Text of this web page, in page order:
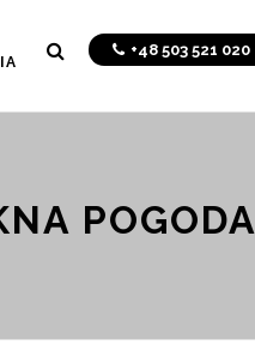
+48 503 521 020
POGODA